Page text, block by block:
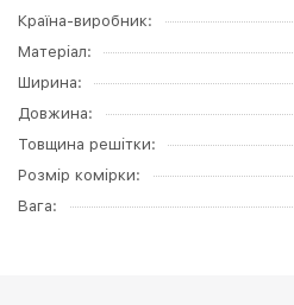
Країна-виробник
Матеріал
Ширина
Довжина
Товщина решітки
Розмір комірки
Вага